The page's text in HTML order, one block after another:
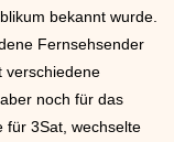
bekannt wurde.
Fernsehsender
verschiedene
noch für das
für 3Sat, wechselte